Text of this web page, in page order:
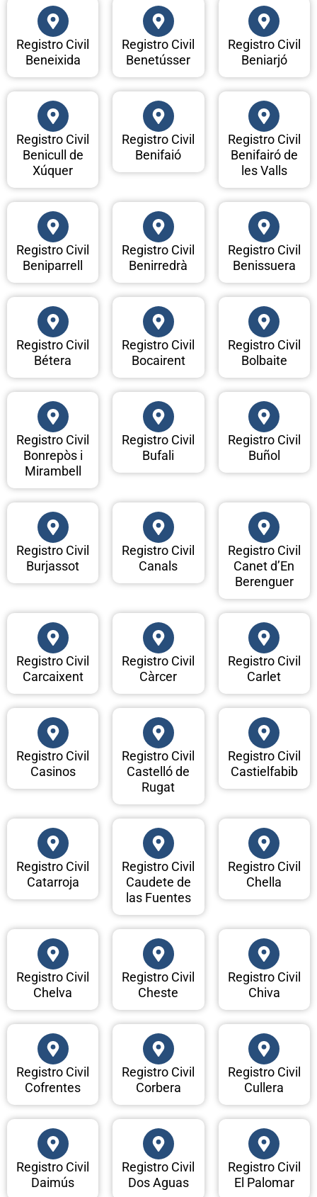
Registro Civil
Beneixida
Registro Civil
Benetússer
Registro Civil
Beniarjó
Registro Civil
Benicull de
Xúquer
Registro Civil
Benifaió
Registro Civil
Benifairó de
les Valls
Registro Civil
Beniparrell
Registro Civil
Benirredrà
Registro Civil
Benissuera
Registro Civil
Bétera
Registro Civil
Bocairent
Registro Civil
Bolbaite
Registro Civil
Bonrepòs i
Mirambell
Registro Civil
Bufali
Registro Civil
Buñol
Registro Civil
Burjassot
Registro Civil
Canals
Registro Civil
Canet d’En
Berenguer
Registro Civil
Carcaixent
Registro Civil
Càrcer
Registro Civil
Carlet
Registro Civil
Casinos
Registro Civil
Castelló de
Rugat
Registro Civil
Castielfabib
Registro Civil
Catarroja
Registro Civil
Caudete de
las Fuentes
Registro Civil
Chella
Registro Civil
Chelva
Registro Civil
Cheste
Registro Civil
Chiva
Registro Civil
Cofrentes
Registro Civil
Corbera
Registro Civil
Cullera
Registro Civil
Daimús
Registro Civil
Dos Aguas
Registro Civil
El Palomar